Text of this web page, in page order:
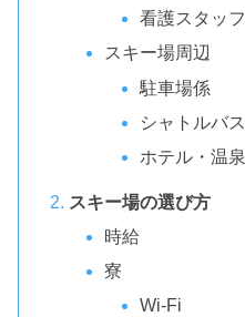
看護スタッフ
スキー場周辺
駐車場係
シャトルバス
ホテル・温泉
スキー場の選び方
時給
寮
Wi-Fi